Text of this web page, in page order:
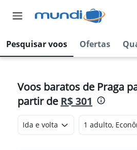
Pesquisar voos Ofertas
Voos baratos de Praga
partir de R$ 301
Ida e volta 1 adulto,